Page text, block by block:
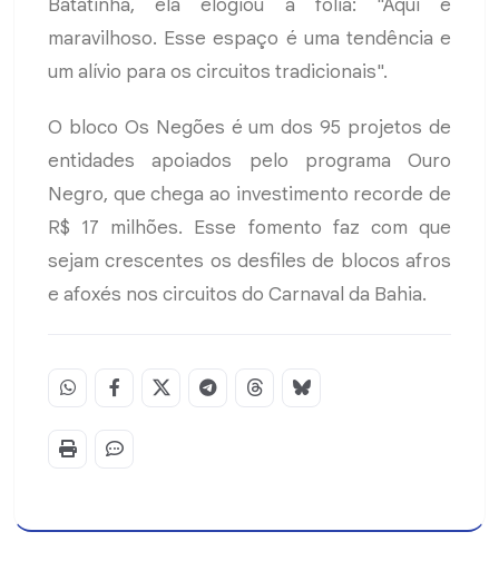
Batatinha, ela elogiou a folia: "Aqui é
maravilhoso. Esse espaço é uma tendência e
um alívio para os circuitos tradicionais".
O bloco Os Negões é um dos 95 projetos de
entidades apoiados pelo programa Ouro
Negro, que chega ao investimento recorde de
R$ 17 milhões. Esse fomento faz com que
sejam crescentes os desfiles de blocos afros
e afoxés nos circuitos do Carnaval da Bahia.